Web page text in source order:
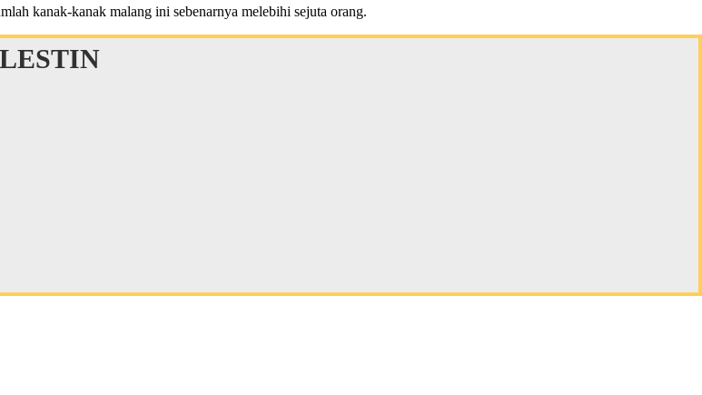
kanak-kanak malang ini sebenarnya melebihi sejuta orang.